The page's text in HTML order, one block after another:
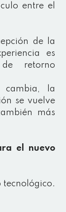
entre el
de la
es
retorno
cambia, la
se vuelve
más
el nuevo
tecnológico.